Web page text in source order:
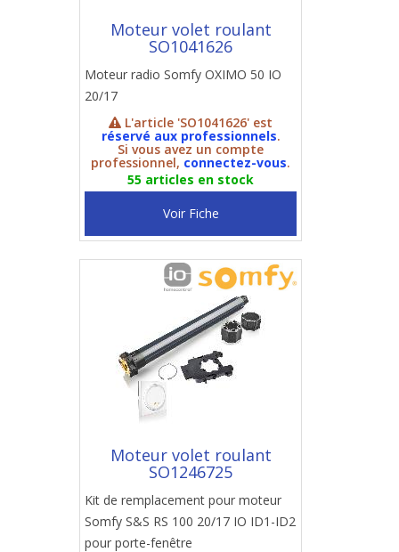
Moteur volet roulant
SO1041626
Moteur radio Somfy OXIMO 50 IO
20/17
L'article 'SO1041626' est
réservé aux professionnels.
Si vous avez un compte
professionnel, connectez-vous.
55 articles en stock
Voir Fiche
Moteur volet roulant
SO1246725
Kit de remplacement pour moteur
Somfy S&S RS 100 20/17 IO ID1-ID2
pour porte-fenêtre